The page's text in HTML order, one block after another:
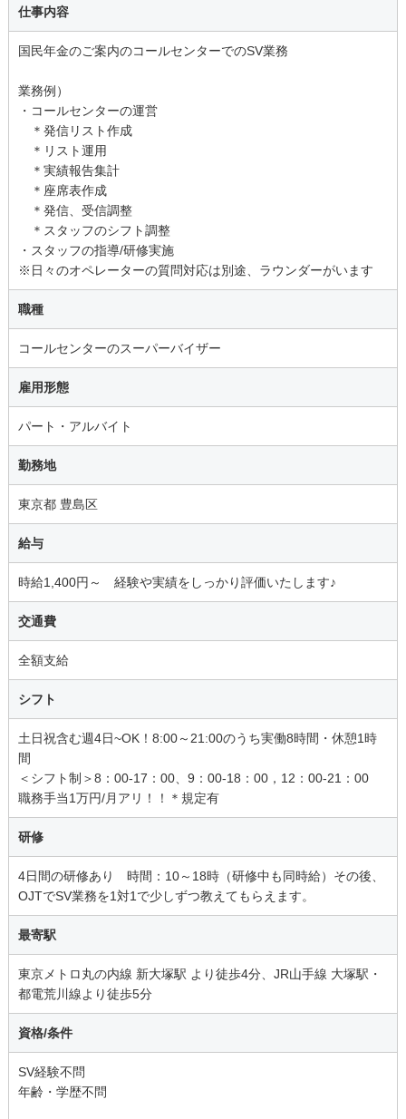
仕事内容
国民年金のご案内のコールセンターでのSV業務
業務例）
・コールセンターの運営
＊発信リスト作成
＊リスト運用
＊実績報告集計
＊座席表作成
＊発信、受信調整
＊スタッフのシフト調整
・スタッフの指導/研修実施
※日々のオペレーターの質問対応は別途、ラウンダーがいます
職種
コールセンターのスーパーバイザー
雇用形態
パート・アルバイト
勤務地
東京都 豊島区
給与
時給1,400円～ 経験や実績をしっかり評価いたします♪
交通費
全額支給
シフト
土日祝含む週4日~OK！8:00～21:00のうち実働8時間・休憩1時
間
＜シフト制＞8：00-17：00、9：00-18：00，12：00-21：00
職務手当1万円/月アリ！！＊規定有
研修
4日間の研修あり 時間：10～18時（研修中も同時給）その後、
OJTでSV業務を1対1で少しずつ教えてもらえます。
最寄駅
東京メトロ丸の内線 新大塚駅 より徒歩4分、JR山手線 大塚駅・
都電荒川線より徒歩5分
資格/条件
SV経験不問
年齢・学歴不問